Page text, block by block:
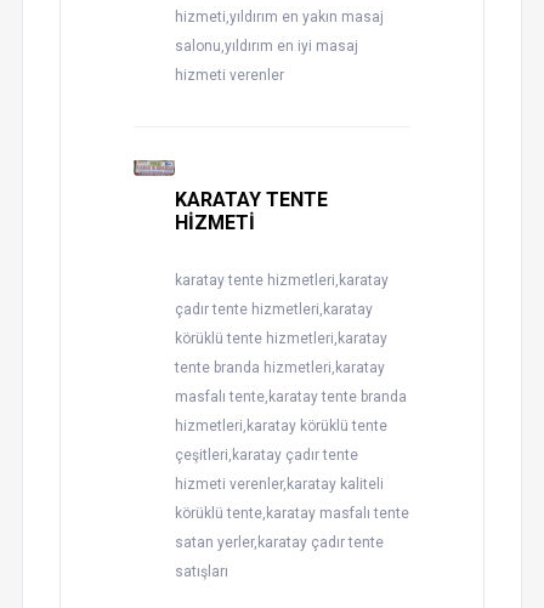
hizmeti,yıldırım en yakın masaj
salonu,yıldırım en iyi masaj
hizmeti verenler
KARATAY TENTE
HİZMETİ
karatay tente hizmetleri,karatay
çadır tente hizmetleri,karatay
körüklü tente hizmetleri,karatay
tente branda hizmetleri,karatay
masfalı tente,karatay tente branda
hizmetleri,karatay körüklü tente
çeşitleri,karatay çadır tente
hizmeti verenler,karatay kaliteli
körüklü tente,karatay masfalı tente
satan yerler,karatay çadır tente
satışları